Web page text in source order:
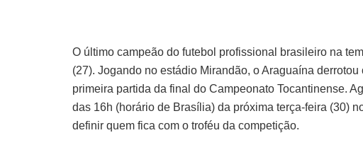
O último campeão do futebol profissional brasileiro na
(27). Jogando no estádio Mirandão, o Araguaína
primeira partida da final do Campeonato Tocantinense.
das 16h (horário de Brasília) da próxima terça-feira (30)
definir quem fica com o troféu da competição.